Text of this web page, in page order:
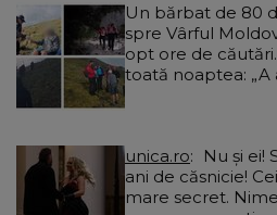
Un bărbat de 80
spre Vârful
opt ore de
toată noaptea: „A
unica.ro
ani de căsnicie!
mare secret.